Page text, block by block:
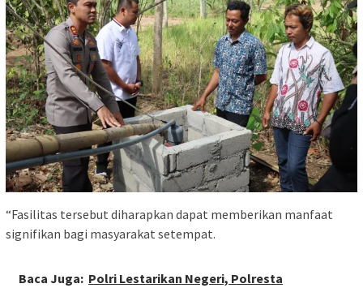
“Fasilitas tersebut diharapkan dapat memberikan manfaat
signifikan bagi masyarakat setempat.
Baca Juga: Polri Lestarikan Negeri, Polresta